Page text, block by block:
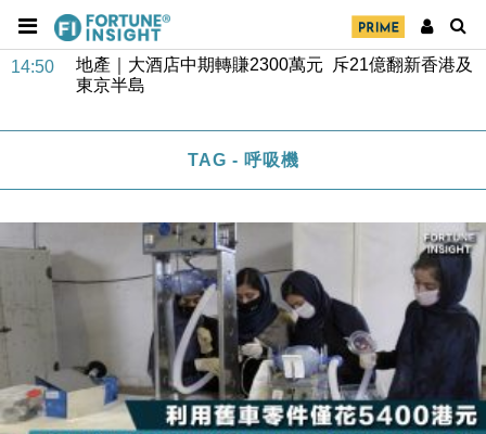
財經｜精星香港夥菜鳥拓全球智慧倉儲市場 加快海外
市場落地
14:50
地產｜大酒店中期轉賺2300萬元 斥21億翻新香港及
東京半島
財經｜香港7月PMI回落至51 企業擴張放慢兼縮減人
手
財經｜黑石傳再籌逾360億美元 支援Anthropic租用
Google晶片
10:57
財經｜美商務部擬擴大金屬關稅範圍 14類產品或加徵
本地｜新世界K11 9月升級會員制度 增鉑金卡級別鎖
定高消費客群
17:40
財經｜本港6月零售額連升14個月 珠寶鐘錶銷售升勢
最強
TAG - 呼吸機